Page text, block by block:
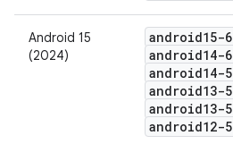
Android 15
(2024)
android15-6
android14-6
android14-5
android13-5
android13-5
android12-5